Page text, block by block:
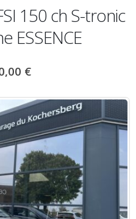
150 ch S-tronic
ESSENCE
€